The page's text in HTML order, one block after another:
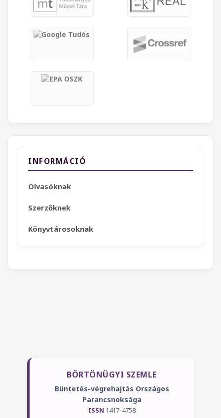
INFORMÁCIÓ
Olvasóknak
Szerzőknek
Könyvtárosoknak
BÖRTÖNÜGYI SZEMLE
Büntetés-végrehajtás Országos
Parancsnoksága
ISSN 1417-4758